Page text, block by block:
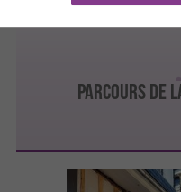
PARCOURS DE
Toulouse